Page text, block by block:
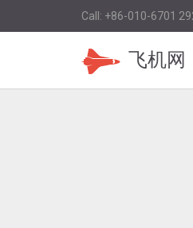
Call: +86-010-6701
飞机网